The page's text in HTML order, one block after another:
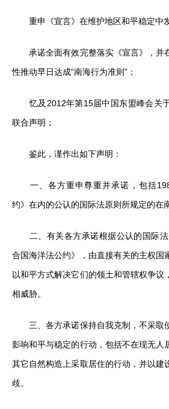
重申《宣言》在维护地区和平稳定中发
承诺全面有效完整落实《宣言》，并
性推动早日达成“南海行为准则”；
忆及2012年第15届中国东盟峰会关
联合声明；
鉴此，谨作出如下声明：
一、各方重申尊重并承诺，包括
约》在内的公认的国际法原则所规定的在
二、有关各方承诺根据公认的国际法
合国海洋法公约》，由直接有关的主权国
以和平方式解决它们的领土和管辖权争议
相威胁。
三、各方承诺保持自我克制，不采取
影响和平与稳定的行动，包括不在现无人
其它自然构造上采取居住的行动，并以建
歧。